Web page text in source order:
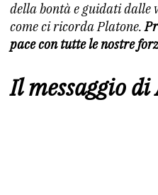
della bontà e guidati dalle
come ci ricorda Platone.
pace con tutte le nostre
Il messaggio